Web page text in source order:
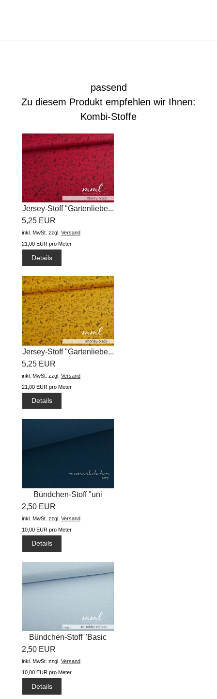
passend
Zu diesem Produkt empfehlen wir Ihnen:
Kombi-Stoffe
Jersey-Stoff "Gartenliebe...
5,25 EUR
inkl. MwSt. zzgl. Versand
21,00 EUR pro Meter
Details
Jersey-Stoff "Gartenliebe...
5,25 EUR
inkl. MwSt. zzgl. Versand
21,00 EUR pro Meter
Details
Bündchen-Stoff "uni
#admiral...
2,50 EUR
inkl. MwSt. zzgl. Versand
10,00 EUR pro Meter
Details
Bündchen-Stoff "Basic
meliert...
2,50 EUR
inkl. MwSt. zzgl. Versand
10,00 EUR pro Meter
Details